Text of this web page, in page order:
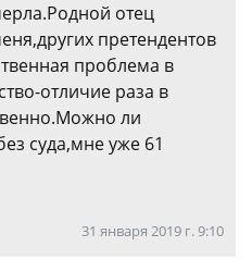
отец
претендентов
проблема в
отличие раза в
ли
суда,мне уже 61
31 января 2019 г. 9:10